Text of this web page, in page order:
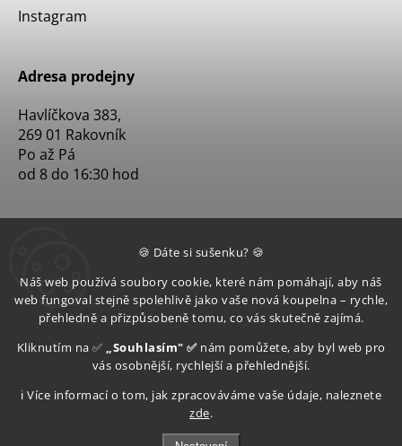
🍪 Dáte si sušenku? 🍪
Náš web používá soubory cookie, které nám pomáhají, aby náš
web fungoval stejně spolehlivě jako vaše nová koupelna – rychle,
přehledně a přizpůsobeně tomu, co vás skutečně zajímá.
Kliknutím na ✅ „Souhlasím" ✅ nám pomůžete, aby byl web pro
vás osobnější, rychlejší a přehlednější.
ℹ️ Více informací o tom, jak zpracováváme vaše údaje, naleznete
zde.
Instagram
Adresa prodejny
Havlíčkova 383,
269 01 Rakovník
Po až Pá
od 8 do 16:30 hod